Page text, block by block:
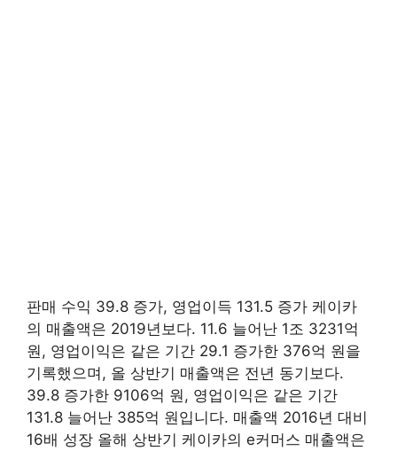
판매 수익 39.8 증가, 영업이득 131.5 증가 케이카
의 매출액은 2019년보다. 11.6 늘어난 1조 3231억
원, 영업이익은 같은 기간 29.1 증가한 376억 원을
기록했으며, 올 상반기 매출액은 전년 동기보다.
39.8 증가한 9106억 원, 영업이익은 같은 기간
131.8 늘어난 385억 원입니다. 매출액 2016년 대비
16배 성장 올해 상반기 케이카의 e커머스 매출액은